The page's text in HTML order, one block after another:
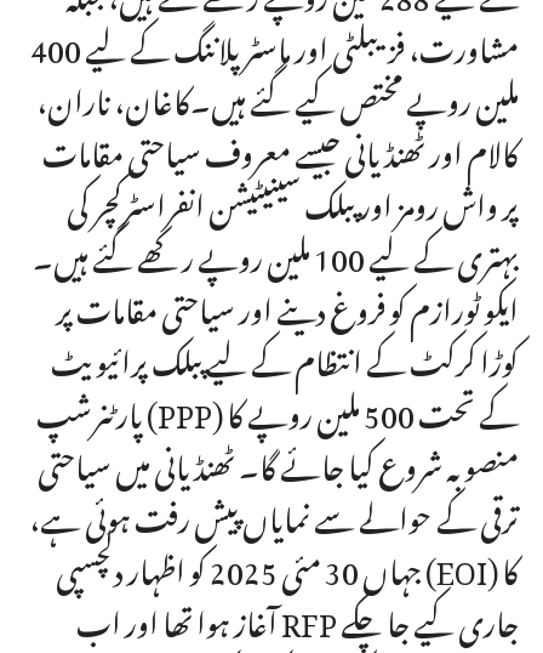
مشاورت، فزیبلٹی اور ماسٹر پلاننگ کے لیے 400
ملین روپے مختص کیے گئے ہیں۔کاغان، ناران،
کالام اور ٹھنڈیانی جیسے معروف سیاحتی مقامات
پر واش رومز اور پبلک سینیٹیشن انفراسٹرکچر کی
بہتری کے لیے 100 ملین روپے رکھے گئے ہیں۔
ایکو ٹورازم کو فروغ دینے اور سیاحتی مقامات پر
کوڑا کرکٹ کے انتظام کے لیے پبلک پرائیویٹ
پارٹنرشپ (PPP) کے تحت 500 ملین روپے کا
منصوبہ شروع کیا جائے گا۔ ٹھنڈیانی میں سیاحتی
ترقی کے حوالے سے نمایاں پیش رفت ہوئی ہے،
جہاں 30 مئی 2025 کو اظہار دلچسپی (EOI) کا
آغاز ہوا تھا اور اب RFP جاری کیے جا چکے